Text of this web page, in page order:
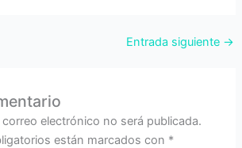
Entrada siguiente →
electrónico no será publicada.
están marcados con *